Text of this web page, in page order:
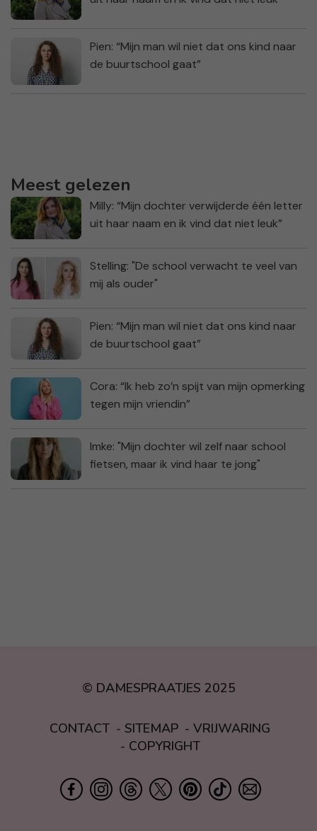
Pien: “Mijn man wil niet dat ons kind naar
de buurtschool gaat”
Meest gelezen
Milly: “Mijn dochter verwijderde één letter
uit haar naam en ik vind dat niet leuk”
Stelling: "De school verwacht te veel van
mij als ouder"
Pien: “Mijn man wil niet dat ons kind naar
de buurtschool gaat”
Cora: “Ik heb zo’n spijt van mijn opmerking
tegen mijn vriendin”
Imke: "Mijn dochter wil zelf naar school
fietsen, maar ik vind haar te jong"
© DAMESPRAATJES 2025
CONTACT SITEMAP
VRIJWARING
COPYRIGHT